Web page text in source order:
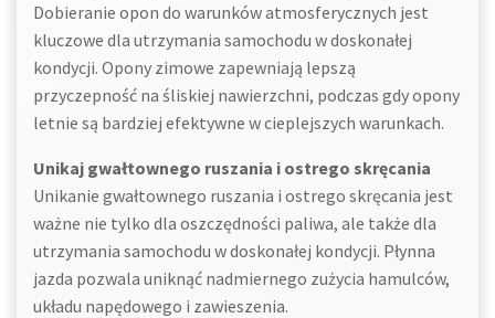
Dobieranie opon do warunków atmosferycznych jest
kluczowe dla utrzymania samochodu w doskonałej
kondycji. Opony zimowe zapewniają lepszą
przyczepność na śliskiej nawierzchni, podczas gdy opony
letnie są bardziej efektywne w cieplejszych warunkach.
Unikaj gwałtownego ruszania i ostrego skręcania
Unikanie gwałtownego ruszania i ostrego skręcania jest
ważne nie tylko dla oszczędności paliwa, ale także dla
utrzymania samochodu w doskonałej kondycji. Płynna
jazda pozwala uniknąć nadmiernego zużycia hamulców,
układu napędowego i zawieszenia.